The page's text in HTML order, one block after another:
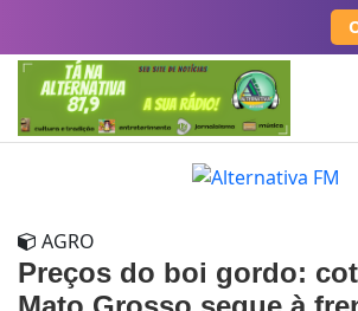
AGRO
Preços do boi gordo: